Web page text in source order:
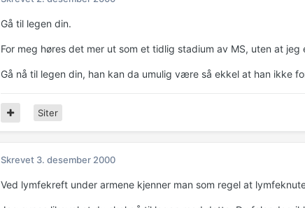
Gå til legen din.
For meg høres det mer ut som et tidlig stadium av MS, uten at jeg
Gå nå til legen din, han kan da umulig være så ekkel at han ikke
Siter
Skrevet 3. desember 2000
Ved lymfekreft under armene kjenner man som regel at